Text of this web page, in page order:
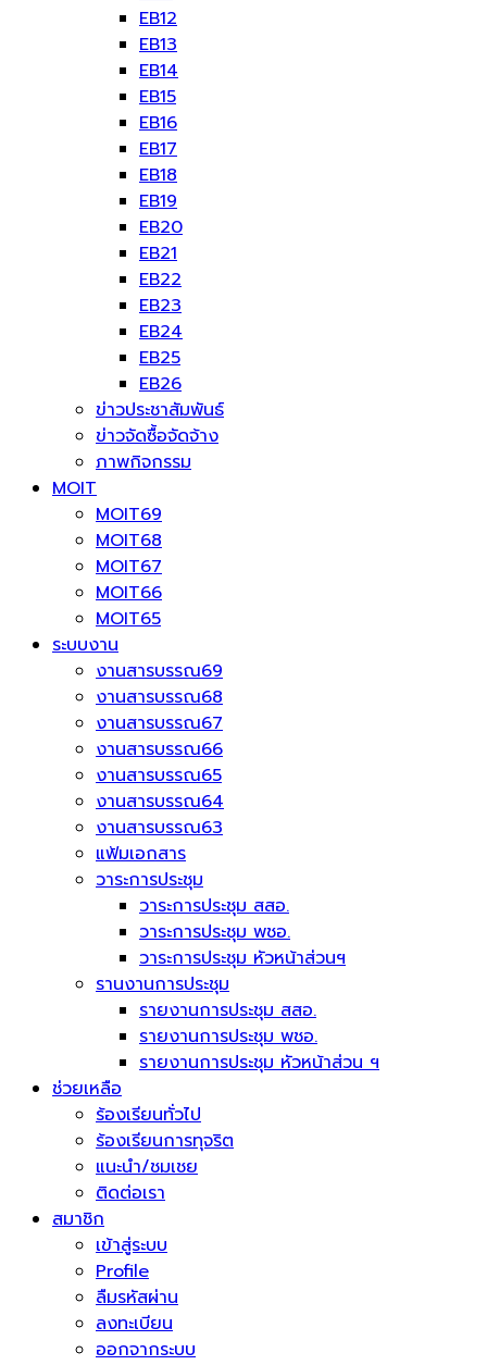
EB12
EB13
EB14
EB15
EB16
EB17
EB18
EB19
EB20
EB21
EB22
EB23
EB24
EB25
EB26
ข่าวประชาสัมพันธ์
ข่าวจัดซื้อจัดจ้าง
ภาพกิจกรรม
MOIT
MOIT69
MOIT68
MOIT67
MOIT66
MOIT65
ระบบงาน
งานสารบรรณ69
งานสารบรรณ68
งานสารบรรณ67
งานสารบรรณ66
งานสารบรรณ65
งานสารบรรณ64
งานสารบรรณ63
แฟ้มเอกสาร
วาระการประชุม
วาระการประชุม สสอ.
วาระการประชุม พชอ.
วาระการประชุม หัวหน้าส่วนฯ
รานงานการประชุม
รายงานการประชุม สสอ.
รายงานการประชุม พชอ.
รายงานการประชุม หัวหน้าส่วน ฯ
ช่วยเหลือ
ร้องเรียนทั่วไป
ร้องเรียนการทุจริต
แนะนำ/ชมเชย
ติดต่อเรา
สมาชิก
เข้าสู่ระบบ
Profile
ลืมรหัสผ่าน
ลงทะเบียน
ออกจากระบบ